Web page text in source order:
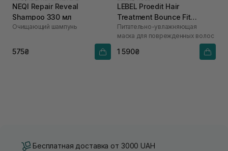
NEQI Repair Reveal
Shampoo 330 мл
Очищающий шампунь
575₴
LEBEL Proedit Hair
Treatment Bounce Fit
Treatment 250 мл
Питательно-увлажняющая
маска для поврежденных волос
1 590₴
Бесплатная доставка от 3000 UAH